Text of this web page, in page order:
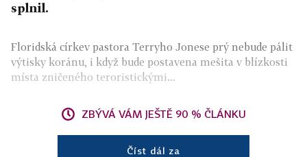
splnil.
Floridská církev pastora Terryho Jonese prý nebude pálit
výtisky koránu, i když bude postavena mešita v blízkosti
místa zničeného teroristickými...
ZBÝVÁ VÁM JEŠTĚ 90 % ČLÁNKU
Číst dál za